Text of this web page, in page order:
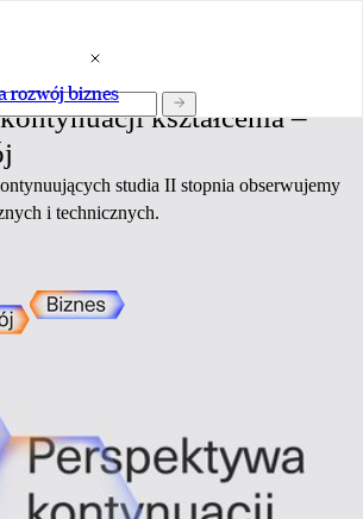
rozwój biznes
kształcenia –
studia II stopnia obserwujemy
i technicznych.